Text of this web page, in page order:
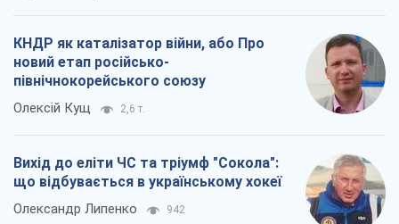
КНДР як каталізатор війни, або Про
новий етап російсько-
північнокорейського союзу
Олексій Кущ 2,6 т.
Вихід до еліти ЧС та тріумф "Сокола":
що відбувається в українському хокеї
Олександр Липенко 942